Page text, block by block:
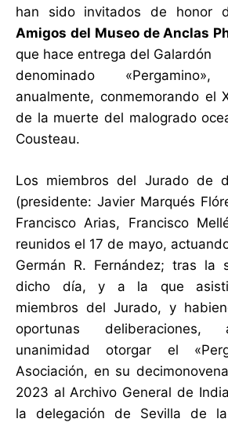
han sido invitados de honor
Amigos del Museo de Anclas
que hace entrega del Galardón
denominado
anualmente, conmemorando el
de la muerte del malogrado
Cousteau.
Los miembros del Jurado de
(presidente: Javier Marqués
Francisco Arias, Francisco
reunidos el 17 de mayo,
Germán R. Fernández; tras la
dicho día, y a la que
miembros del Jurado, y
oportunas deliberaciones,
unanimidad otorgar el
Asociación, en su
2023 al Archivo General de
la delegación de Sevilla de